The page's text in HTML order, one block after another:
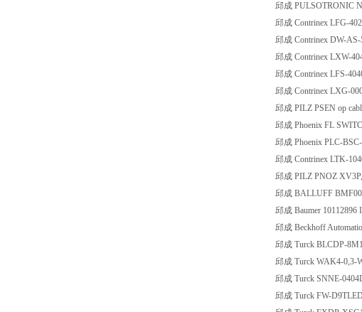
邱成 PULSOTRONIC
邱成 Contrinex LFG-
邱成 Contrinex DW-AS-
邱成 Contrinex LXW-
邱成 Contrinex LFS-
邱成 Contrinex LXG-
邱成 PILZ PSEN op
邱成 Phoenix FL
邱成 Phoenix PLC-
邱成 Contrinex LTK-
邱成 PILZ PNOZ
邱成 BALLUFF
邱成 Baumer 10112896
邱成 Beckhoff
邱成 Turck BLCDP-
邱成 Turck WAK4-0,3-
邱成 Turck SNNE-
邱成 Turck FW-